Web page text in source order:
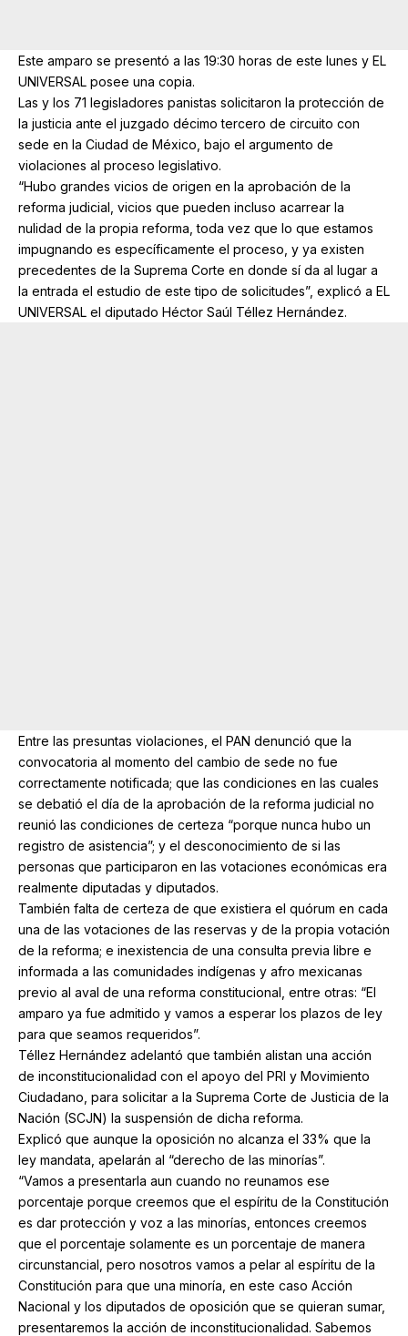
Este amparo se presentó a las 19:30 horas de este lunes y EL
UNIVERSAL posee una copia.
Las y los 71 legisladores panistas solicitaron la protección de
la justicia ante el juzgado décimo tercero de circuito con
sede en la Ciudad de México, bajo el argumento de
violaciones al proceso legislativo.
“Hubo grandes vicios de origen en la aprobación de la
reforma judicial, vicios que pueden incluso acarrear la
nulidad de la propia reforma, toda vez que lo que estamos
impugnando es específicamente el proceso, y ya existen
precedentes de la Suprema Corte en donde sí da al lugar a
la entrada el estudio de este tipo de solicitudes”, explicó a EL
UNIVERSAL el diputado Héctor Saúl Téllez Hernández.
Entre las presuntas violaciones, el PAN denunció que la
convocatoria al momento del cambio de sede no fue
correctamente notificada; que las condiciones en las cuales
se debatió el día de la aprobación de la reforma judicial no
reunió las condiciones de certeza “porque nunca hubo un
registro de asistencia”; y el desconocimiento de si las
personas que participaron en las votaciones económicas era
realmente diputadas y diputados.
También falta de certeza de que existiera el quórum en cada
una de las votaciones de las reservas y de la propia votación
de la reforma; e inexistencia de una consulta previa libre e
informada a las comunidades indígenas y afro mexicanas
previo al aval de una reforma constitucional, entre otras: “El
amparo ya fue admitido y vamos a esperar los plazos de ley
para que seamos requeridos”.
Téllez Hernández adelantó que también alistan una acción
de inconstitucionalidad con el apoyo del PRI y Movimiento
Ciudadano, para solicitar a la Suprema Corte de Justicia de la
Nación (SCJN) la suspensión de dicha reforma.
Explicó que aunque la oposición no alcanza el 33% que la
ley mandata, apelarán al “derecho de las minorías”.
“Vamos a presentarla aun cuando no reunamos ese
porcentaje porque creemos que el espíritu de la Constitución
es dar protección y voz a las minorías, entonces creemos
que el porcentaje solamente es un porcentaje de manera
circunstancial, pero nosotros vamos a pelar al espíritu de la
Constitución para que una minoría, en este caso Acción
Nacional y los diputados de oposición que se quieran sumar,
presentaremos la acción de inconstitucionalidad. Sabemos